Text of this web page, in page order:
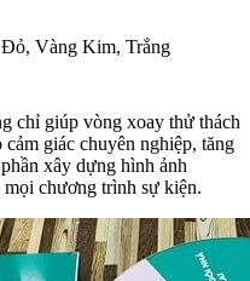
Đỏ, Vàng Kim, Trắng
chỉ giúp vòng xoay thử thách
giác chuyên nghiệp, tăng
xây dựng hình ảnh
chương trình sự kiện.